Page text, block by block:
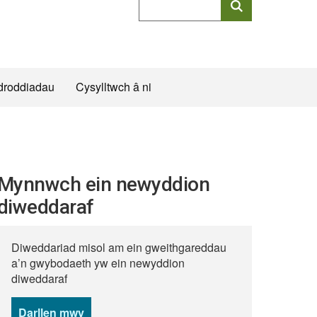
allweddeiriau
Cysylltwch â ni
ein newyddion
Diweddariad misol am ein gweithgareddau
a’n gwybodaeth yw ein newyddion
diweddaraf
Darllen mwy